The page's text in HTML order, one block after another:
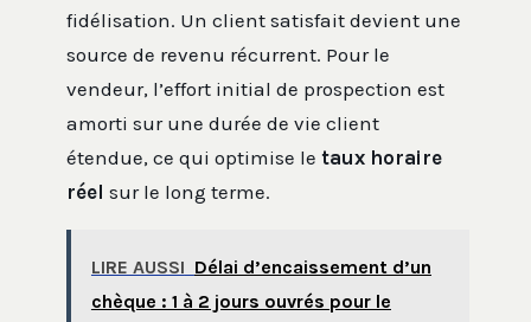
fidélisation. Un client satisfait devient une
source de revenu récurrent. Pour le
vendeur, l’effort initial de prospection est
amorti sur une durée de vie client
étendue, ce qui optimise le taux horaire
réel sur le long terme.
LIRE AUSSI Délai d’encaissement d’un
chèque : 1 à 2 jours ouvrés pour le